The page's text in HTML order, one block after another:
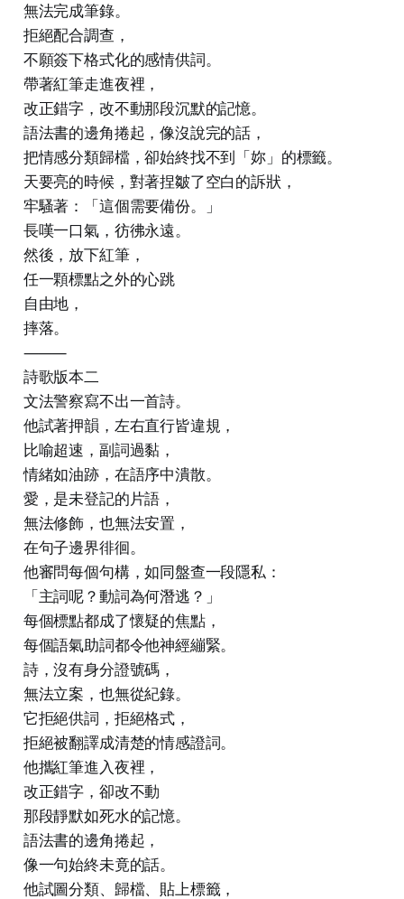
無法完成筆錄。
拒絕配合調查，
不願簽下格式化的感情供詞。
帶著紅筆走進夜裡，
改正錯字，改不動那段沉默的記憶。
語法書的邊角捲起，像沒說完的話，
把情感分類歸檔，卻始終找不到「妳」的標籤。
天要亮的時候，對著捏皺了空白的訴狀，
牢騷著：「這個需要備份。」
長嘆一口氣，彷彿永遠。
然後，放下紅筆，
任一顆標點之外的心跳
自由地，
摔落。
⸻
詩歌版本二
文法警察寫不出一首詩。
他試著押韻，左右直行皆違規，
比喻超速，副詞過黏，
情緒如油跡，在語序中潰散。
愛，是未登記的片語，
無法修飾，也無法安置，
在句子邊界徘徊。
他審問每個句構，如同盤查一段隱私：
「主詞呢？動詞為何潛逃？」
每個標點都成了懷疑的焦點，
每個語氣助詞都令他神經繃緊。
詩，沒有身分證號碼，
無法立案，也無從紀錄。
它拒絕供詞，拒絕格式，
拒絕被翻譯成清楚的情感證詞。
他攜紅筆進入夜裡，
改正錯字，卻改不動
那段靜默如死水的記憶。
語法書的邊角捲起，
像一句始終未竟的話。
他試圖分類、歸檔、貼上標籤，